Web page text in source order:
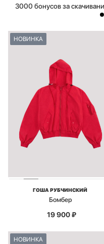
3000 бонусов за
НОВИНКА
ГОША РУБЧИНСКИЙ
Бомбер
19 900₽
НОВИНКА